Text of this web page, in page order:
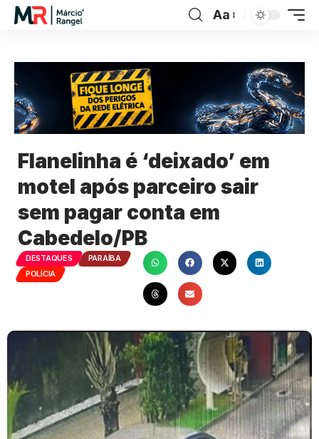
Aa
Flanelinha é ‘deixado’ em
motel após parceiro sair
sem pagar conta em
Cabedelo/PB
DESTAQUES
PARAÍBA
POLÍCIA